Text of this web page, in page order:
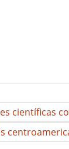
científicas